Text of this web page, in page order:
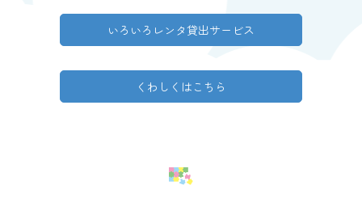
いろいろレンタ貸出サービス
くわしくはこちら